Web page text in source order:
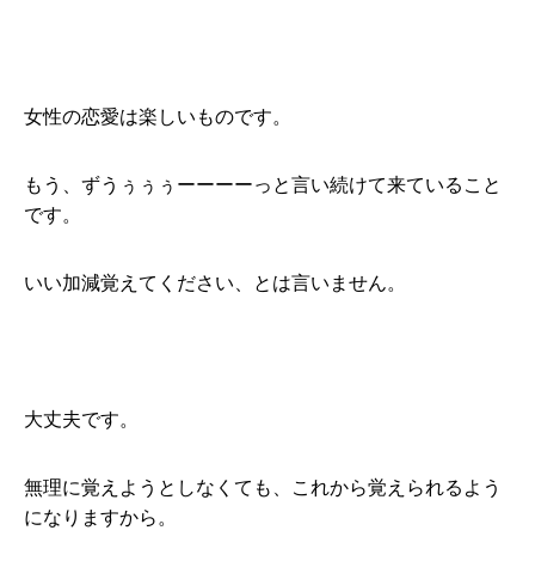
女性の恋愛は楽しいものです。
もう、ずうぅぅぅーーーーっと言い続けて来ていること
です。
いい加減覚えてください、とは言いません。
大丈夫です。
無理に覚えようとしなくても、これから覚えられるよう
になりますから。